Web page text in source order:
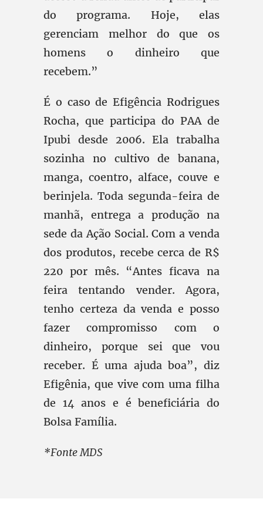
do programa. Hoje, elas
gerenciam melhor do que os
homens o dinheiro que
recebem.”
É o caso de Efigência Rodrigues
Rocha, que participa do PAA de
Ipubi desde 2006. Ela trabalha
sozinha no cultivo de banana,
manga, coentro, alface, couve e
berinjela. Toda segunda-feira de
manhã, entrega a produção na
sede da Ação Social. Com a venda
dos produtos, recebe cerca de R$
220 por mês. “Antes ficava na
feira tentando vender. Agora,
tenho certeza da venda e posso
fazer compromisso com o
dinheiro, porque sei que vou
receber. É uma ajuda boa”, diz
Efigênia, que vive com uma filha
de 14 anos e é beneficiária do
Bolsa Família.
*Fonte MDS